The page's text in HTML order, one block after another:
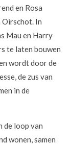
en Rosa
Oirschot. In
Mau en Harry
te laten bouwen
wordt door de
de zus van
in de
de loop van
wonen, samen